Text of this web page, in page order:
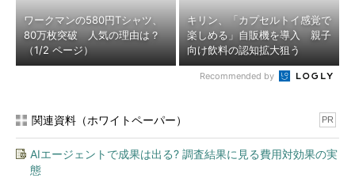
ワークマンの580円Tシャツ、
80万枚突破 人気の理由は？
（1/2 ページ）
キリン、「カプセルトイ感覚で
楽しめる」自販機を導入 親子
向け飲料の認知拡大狙う
Recommended by
関連資料（ホワイトペーパー） PR
AIエージェントで成果は出る? 調査結果に見る費用対効果の実
態